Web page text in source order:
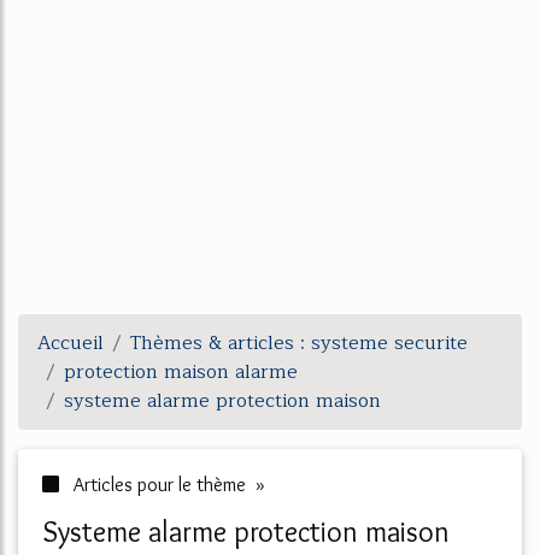
Accueil
Thèmes & articles : systeme securite
protection maison alarme
systeme alarme protection maison
Articles pour le thème »
systeme alarme protection maison